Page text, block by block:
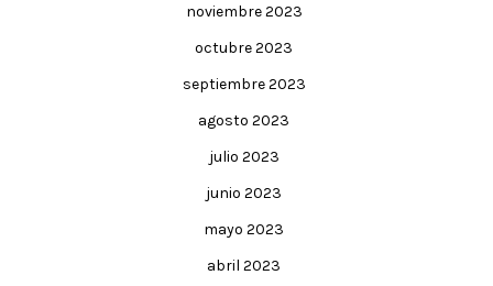
noviembre 2023
octubre 2023
septiembre 2023
agosto 2023
julio 2023
junio 2023
mayo 2023
abril 2023